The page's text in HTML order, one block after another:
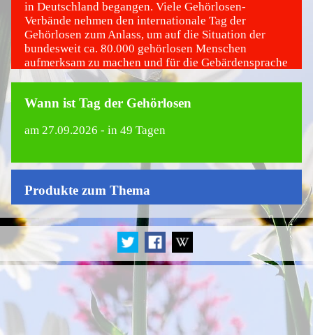
in Deutschland begangen. Viele Gehörlosen-
Verbände nehmen den internationale Tag der
Gehörlosen zum Anlass, um auf die Situation der
bundesweit ca. 80.000 gehörlosen Menschen
aufmerksam zu machen und für die Gebärdensprache
zu werben.
Wann ist Tag der Gehörlosen
am 27.09.2026 - in 49 Tagen
Produkte zum Thema